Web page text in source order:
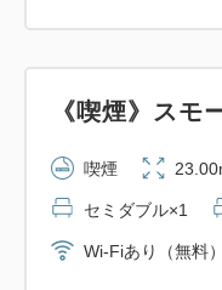
《喫煙》スモ
喫煙
セミダブル×1
Wi-Fiあり（無料）